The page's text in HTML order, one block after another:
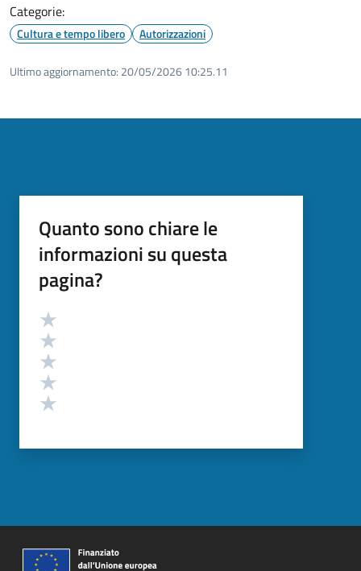
Categorie:
Cultura e tempo libero Autorizzazioni
Ultimo aggiornamento: 20/05/2026 10:25.11
Quanto sono chiare le
informazioni su questa
pagina?
Valutazione